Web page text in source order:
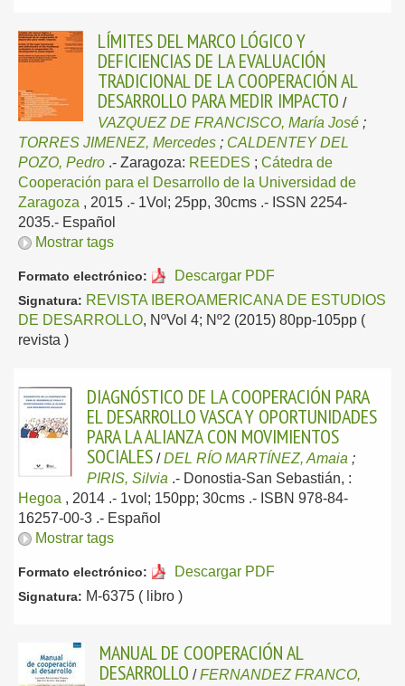
LÍMITES DEL MARCO LÓGICO Y
DEFICIENCIAS DE LA EVALUACIÓN
TRADICIONAL DE LA COOPERACIÓN AL
DESARROLLO PARA MEDIR IMPACTO /
VAZQUEZ DE FRANCISCO, María José ;
TORRES JIMENEZ, Mercedes ; CALDENTEY DEL
POZO, Pedro .- Zaragoza: REEDES ; Cátedra de
Cooperación para el Desarrollo de la Universidad de
Zaragoza , 2015 .- 1Vol; 25pp, 30cms .- ISSN 2254-
2035.- Español
Mostrar tags
Formato electrónico: Descargar PDF
Signatura: REVISTA IBEROAMERICANA DE ESTUDIOS
DE DESARROLLO, NºVol 4; Nº2 (2015) 80pp-105pp (
revista )
DIAGNÓSTICO DE LA COOPERACIÓN PARA
EL DESARROLLO VASCA Y OPORTUNIDADES
PARA LA ALIANZA CON MOVIMIENTOS
SOCIALES /DEL RÍO MARTÍNEZ, Amaia ;
PIRIS, Silvia .- Donostia-San Sebastián, :
Hegoa , 2014 .- 1vol; 150pp; 30cms .- ISBN 978-84-
16257-00-3 .- Español
Mostrar tags
Formato electrónico: Descargar PDF
Signatura: M-6375 ( libro )
MANUAL DE COOPERACIÓN AL
DESARROLLO /FERNANDEZ FRANCO,